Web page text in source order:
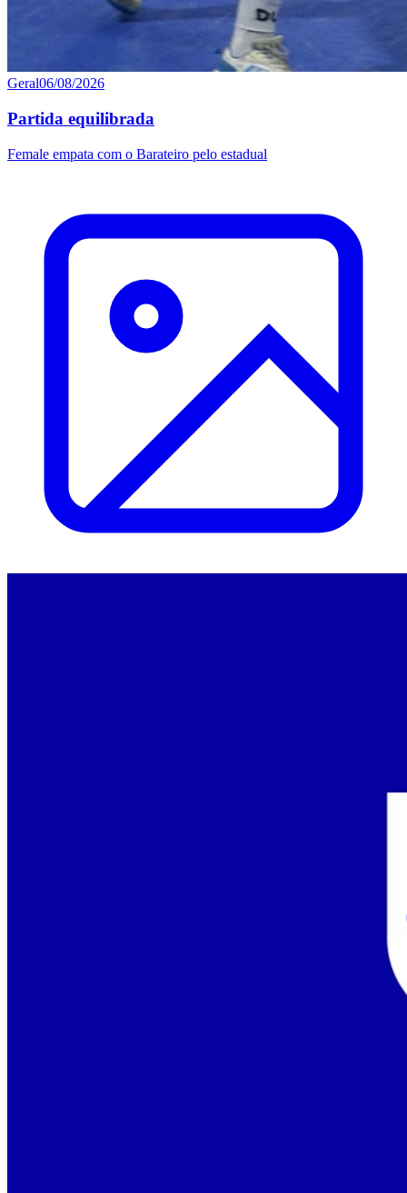
Geral06/08/2026
Partida equilibrada
Female empata com o Barateiro pelo estadual